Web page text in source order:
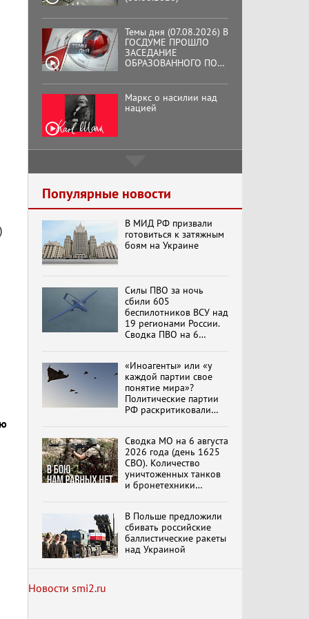
Темы дня (07.08.2026) В
ГОСДУМЕ ПРОШЛО
ЗАСЕДАНИЕ
ОБРАЗОВАННОГО ПО
ОБЩЕСТВЕННОГО
КОМИТЕТА ЗА
ОСВОБОЖДЕНИЕ
ПРЕЗИДЕНТА
Маркс о насилии над
нацией
кооператор
Хук слева: «Что и
требовалось доказать!»
(07.08.2026)
Бренды Советской
эпохи "Гжель"
Специальный репортаж
«Изменимся или
вымрем»
РОССИИ! Обращение
Г.А. Зюганова,
Председателя ЦК
КПРФ Руководителя
фракции КПРФ в
Государственной Думе
Документальный
террор"
Бить смелее!
Популярные новости
В МИД РФ призвали
готовиться к затяжным
боям на Украине
Силы ПВО за ночь
сбили 605
беспилотников ВСУ над
19 регионами России.
Сводка ПВО на 6
«Иноагенты» или «у
каждой партии свое
понятие мира»?
Политические партии
РФ раскритиковали
Партию могут снять
выборов
обновлено
Сводка МО на 6 августа
2026 года (день 1625
СВО). Количество
уничтоженных танков
и бронетехники
В Польше предложили
сбивать российские
баллистические ракеты
над Украиной
Новости smi2.ru